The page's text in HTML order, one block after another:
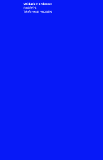
Unidade Nordeste:
Recife/PE
Telefone : 81 4062.8896